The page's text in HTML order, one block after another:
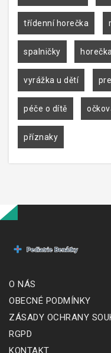
třídenní horečka
spalničky horečka
vyrážka u dětí
péče o dítě
příznaky
O NÁS
OBECNÉ PODMÍNKY
ZÁSADY OCHRANY
RGPD
KONTAKT